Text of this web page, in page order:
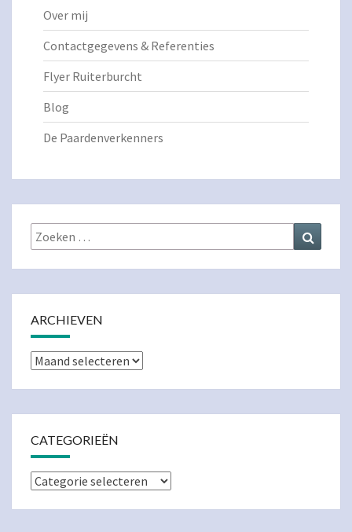
Over mij
Contactgegevens & Referenties
Flyer Ruiterburcht
Blog
De Paardenverkenners
Zoeken
naar:
ARCHIEVEN
Archieven
CATEGORIEËN
Categorieën